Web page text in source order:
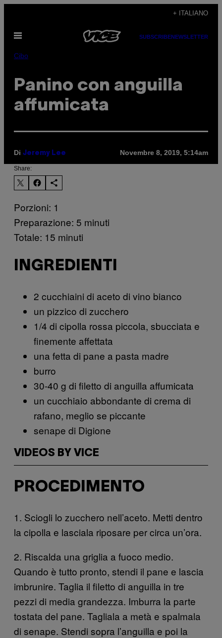
contenuto
+ ITALIANO
Apri
SUBSCRIBENEWSLETTER
Cibo
Panino con anguilla
affumicata
Di Jeremy Lee Novembre 8, 2019, 5:14am
Share:
Porzioni: 1
Preparazione: 5 minuti
Totale: 15 minuti
INGREDIENTI
2 cucchiaini di aceto di vino bianco
un pizzico di zucchero
1/4 di cipolla rossa piccola, sbucciata e
finemente affettata
una fetta di pane a pasta madre
burro
30-40 g di filetto di anguilla affumicata
un cucchiaio abbondante di crema di
rafano, meglio se piccante
senape di Digione
VIDEOS BY VICE
PROCEDIMENTO
1. Sciogli lo zucchero nell’aceto. Metti dentro
la cipolla e lasciala riposare per circa un’ora.
2. Riscalda una griglia a fuoco medio.
Quando è tutto pronto, stendi il pane e lascia
imbrunire. Taglia il filetto di anguilla in tre
pezzi di media grandezza. Imburra la parte
tostata del pane. Tagliala a metà e spalmala
di senape. Stendi sopra l’anguilla e poi la